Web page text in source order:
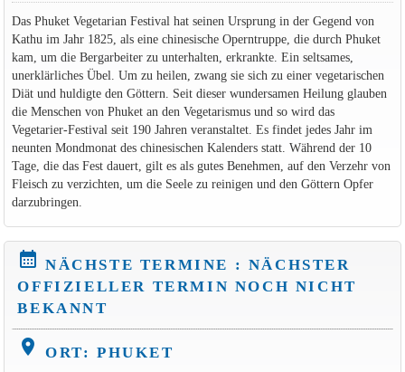
Das Phuket Vegetarian Festival hat seinen Ursprung in der Gegend von
Kathu im Jahr 1825, als eine chinesische Operntruppe, die durch Phuket
kam, um die Bergarbeiter zu unterhalten, erkrankte. Ein seltsames,
unerklärliches Übel. Um zu heilen, zwang sie sich zu einer vegetarischen
Diät und huldigte den Göttern. Seit dieser wundersamen Heilung glauben
die Menschen von Phuket an den Vegetarismus und so wird das
Vegetarier-Festival seit 190 Jahren veranstaltet. Es findet jedes Jahr im
neunten Mondmonat des chinesischen Kalenders statt. Während der 10
Tage, die das Fest dauert, gilt es als gutes Benehmen, auf den Verzehr von
Fleisch zu verzichten, um die Seele zu reinigen und den Göttern Opfer
darzubringen.
calendar_month NÄCHSTE TERMINE : NÄCHSTER
OFFIZIELLER TERMIN NOCH NICHT
BEKANNT
location_on ORT: PHUKET